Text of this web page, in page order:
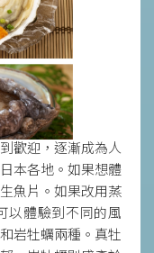
歡迎，逐漸成為人
本各地。如果想體
魚片。如果改用蒸
以體驗到不同的風
岩牡蠣兩種。真牡